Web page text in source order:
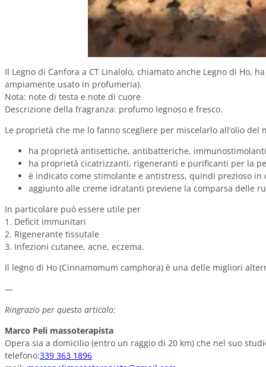
Il Legno di Canfora a CT Linalolo, chiamato anche Legno di Ho,
ampiamente usato in profumeria).
Nota: note di testa e note di cuore
Descrizione della fragranza: profumo legnoso e fresco.
Le proprietà che me lo fanno scegliere per miscelarlo all’olio del
ha proprietà antisettiche, antibatteriche,
ha proprietà cicatrizzanti, rigeneranti e purificanti per la
è indicato come stimolante e antistress, quindi prezioso
aggiunto alle creme idratanti previene la comparsa delle
In particolare può essere utile per
1. Deficit immunitari
2. Rigenerante tissutale
3. Infezioni cutanee, acne, eczema.
Il legno di Ho (Cinnamomum camphora) è una delle migliori
—
Ringrazio per questo articolo:
Marco Peli massoterapista
Opera sia a domicilio (entro un raggio di 20 km) che nel suo
telefono:339 363 1896